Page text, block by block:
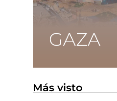
Más visto